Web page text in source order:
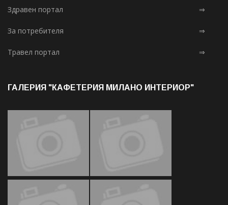
Здравен портал ⇒
За потребителя ⇒
Травел портал ⇒
ГАЛЕРИЯ "КАФЕТЕРИЯ МИЛАНО ИНТЕРИОР"